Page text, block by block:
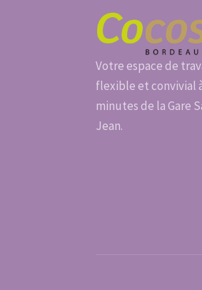
Votre espace de
flexible et convivial
minutes de la Gare
Jean.